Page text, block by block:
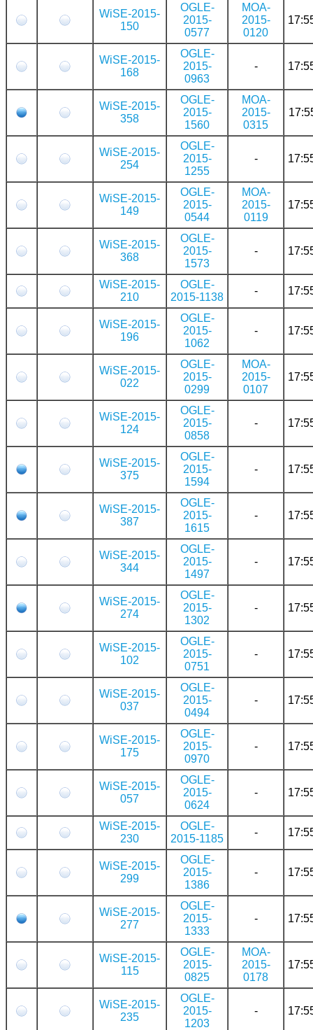
WiSE-2015-
150
OGLE-
2015-
0577
MOA-
2015-
0120
WiSE-2015-
168
OGLE-
2015-
0963
-
WiSE-2015-
358
OGLE-
2015-
1560
MOA-
2015-
0315
WiSE-2015-
254
OGLE-
2015-
1255
-
WiSE-2015-
149
OGLE-
2015-
0544
MOA-
2015-
0119
WiSE-2015-
368
OGLE-
2015-
1573
-
WiSE-2015-
210
OGLE-
2015-1138
-
WiSE-2015-
196
OGLE-
2015-
1062
-
WiSE-2015-
022
OGLE-
2015-
0299
MOA-
2015-
0107
WiSE-2015-
124
OGLE-
2015-
0858
-
WiSE-2015-
375
OGLE-
2015-
1594
-
WiSE-2015-
387
OGLE-
2015-
1615
-
WiSE-2015-
344
OGLE-
2015-
1497
-
WiSE-2015-
274
OGLE-
2015-
1302
-
WiSE-2015-
102
OGLE-
2015-
0751
-
WiSE-2015-
037
OGLE-
2015-
0494
-
WiSE-2015-
175
OGLE-
2015-
0970
-
WiSE-2015-
057
OGLE-
2015-
0624
-
WiSE-2015-
230
OGLE-
2015-1185
-
WiSE-2015-
299
OGLE-
2015-
1386
-
WiSE-2015-
277
OGLE-
2015-
1333
-
WiSE-2015-
115
OGLE-
2015-
0825
MOA-
2015-
0178
WiSE-2015-
235
OGLE-
2015-
1203
-